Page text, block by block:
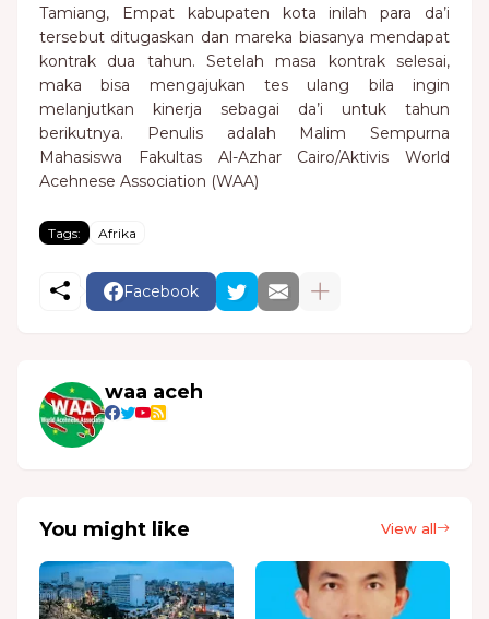
Tamiang, Empat kabupaten kota inilah para da’i
tersebut ditugaskan dan mareka biasanya mendapat
kontrak dua tahun. Setelah masa kontrak selesai,
maka bisa mengajukan tes ulang bila ingin
melanjutkan kinerja sebagai da’i untuk tahun
berikutnya. Penulis adalah Malim Sempurna
Mahasiswa Fakultas Al-Azhar Cairo/Aktivis World
Acehnese Association (WAA)
Tags: Afrika
Facebook
waa aceh
You might like View all